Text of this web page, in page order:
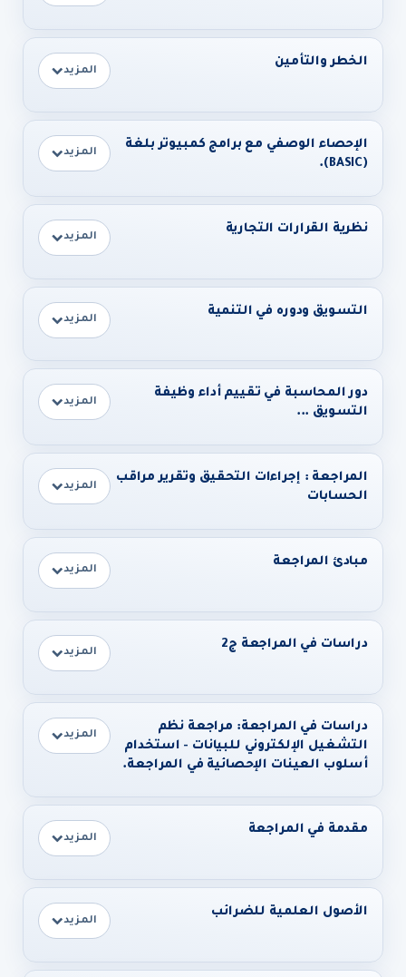
الخطر والتأمين
المزيد
الإحصاء الوصفي مع برامج كمبيوتر بلغة
(BASIC).
المزيد
نظرية القرارات التجارية
المزيد
التسويق ودوره في التنمية
المزيد
دور المحاسبة في تقييم أداء وظيفة
التسويق ...
المزيد
المراجعة : إجراءات التحقيق وتقرير مراقب
الحسابات
المزيد
مبادئ المراجعة
المزيد
دراسات في المراجعة ج2
المزيد
دراسات في المراجعة: مراجعة نظم
التشغيل الإلكتروني للبيانات - استخدام
أسلوب العينات الإحصائية في المراجعة.
المزيد
مقدمة في المراجعة
المزيد
الأصول العلمية للضرائب
المزيد